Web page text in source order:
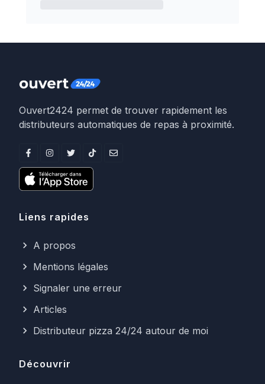
Ouvert2424 permet de trouver rapidement les
distributeurs automatiques de repas à proximité.
Liens rapides
A propos
Mentions légales
Signaler une erreur
Articles
Distributeur pizza 24/24 autour de moi
Découvrir